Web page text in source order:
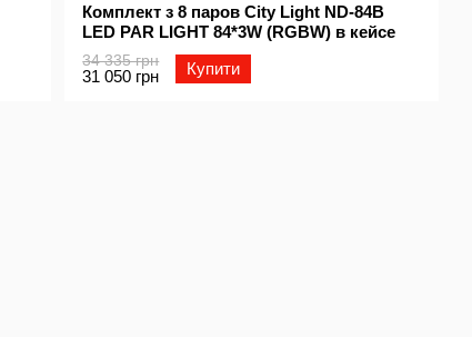
Комплект з 8 паров City Light ND-84B
LED PAR LIGHT 84*3W (RGBW) в кейсе
34 335 грн
31 050 грн Купити